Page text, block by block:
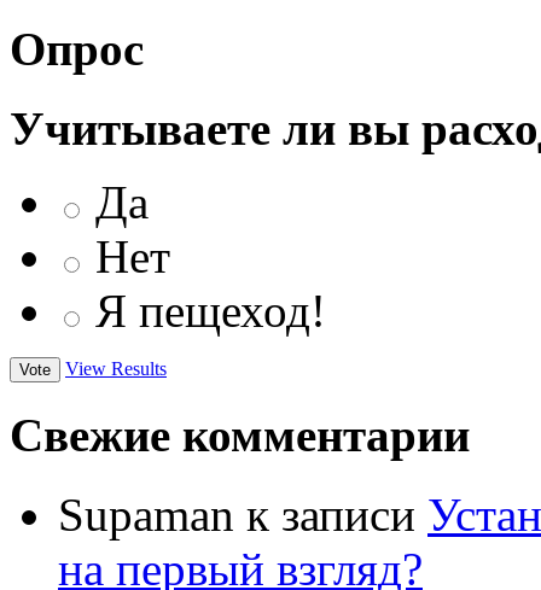
Опрос
Учитываете ли вы
Да
Нет
Я пещеход!
View Results
Свежие комментарии
Supaman к записи
на первый взгляд?